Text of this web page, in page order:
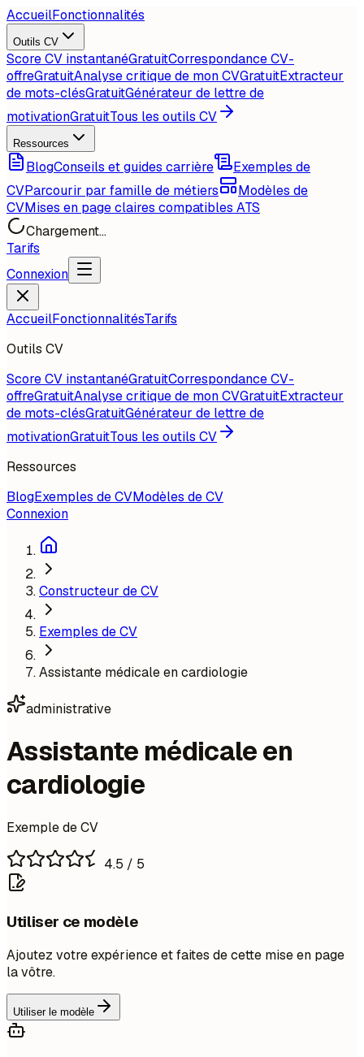
AccueilFonctionnalités
Outils CV
Score CV instantanéGratuitCorrespondance CV-
offreGratuitAnalyse critique de mon CVGratuitExtracteur
de mots-clésGratuitGénérateur de lettre de
motivationGratuitTous les outils CV
Ressources
BlogConseils et guides carrière
Exemples de
CVParcourir par famille de métiers
Modèles de
CVMises en page claires compatibles ATS
Chargement...
Tarifs
Connexion
AccueilFonctionnalitésTarifs
Outils CV
Score CV instantanéGratuitCorrespondance CV-
offreGratuitAnalyse critique de mon CVGratuitExtracteur
de mots-clésGratuitGénérateur de lettre de
motivationGratuitTous les outils CV
Ressources
BlogExemples de CVModèles de CV
Connexion
Constructeur de CV
Exemples de CV
Assistante médicale en cardiologie
administrative
Assistante médicale en
cardiologie
Exemple de CV
4.5 / 5
Utiliser ce modèle
Ajoutez votre expérience et faites de cette mise en page
la vôtre.
Utiliser le modèle